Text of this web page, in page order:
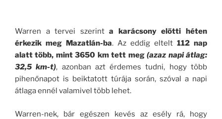
Warren a tervei szerinta karácsony előtti héten
érkezik meg Mazatlán-ba. Az eddig eltelt 112 nap
alatt több, mint 3650 km tett meg(azaz napi átlag:
32,5 km-t), azonban azt érdemes tudni, hogy több
pihenőnapot is beiktatott túrája során, szóval a napi
átlaga ennél valamivel több lehet.
Warren-nek, bár egészen kevés az esély rá, hogy